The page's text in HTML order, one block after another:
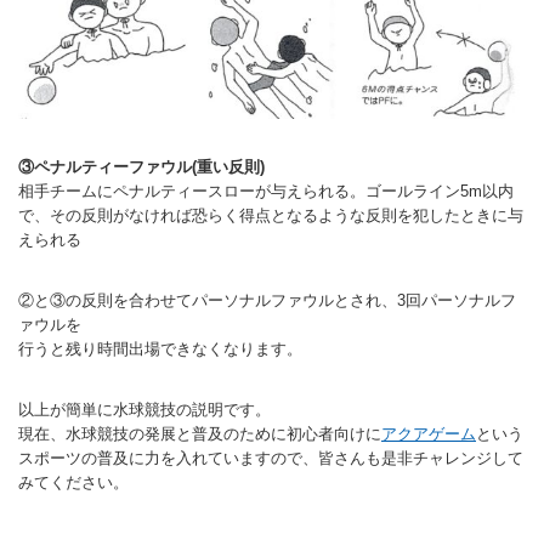
③ペナルティーファウル(重い反則)
相手チームにペナルティースローが与えられる。ゴールライン5m以内
で、その反則がなければ恐らく得点となるような反則を犯したときに与
えられる
②と③の反則を合わせてパーソナルファウルとされ、3回パーソナルフ
ァウルを
行うと残り時間出場できなくなります。
以上が簡単に水球競技の説明です。
現在、水球競技の発展と普及のために初心者向けに アクアゲーム という
スポーツの普及に力を入れていますので、皆さんも是非チャレンジして
みてください。